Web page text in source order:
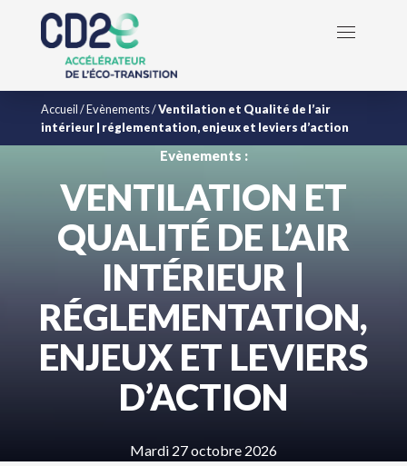
Accueil/Evènements/Ventilation et Qualité de l’air
intérieur | réglementation, enjeux et leviers d’action
Evènements :
VENTILATION ET
QUALITÉ DE L’AIR
INTÉRIEUR |
RÉGLEMENTATION,
ENJEUX ET LEVIERS
D’ACTION
Mardi 27 octobre 2026